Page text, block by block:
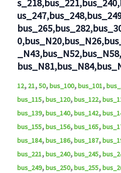
12, 21,50,bus_100,bus_101,
bus_115,bus_120,bus_122,
bus_139,bus_140,bus_142,
bus_155,bus_156,bus_165,
bus_184,bus_186,bus_187,
bus_221,bus_240,bus_245,
bus_249,bus_250,bus_255,